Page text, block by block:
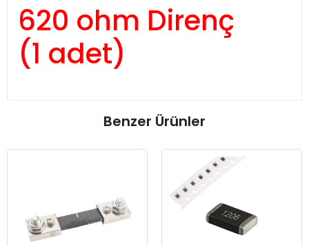
620 ohm Direnç
(1 adet)
Benzer Ürünler